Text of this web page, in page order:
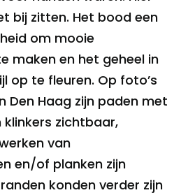
bij zitten. Het bood een
om mooie
maken en het geheel in
op te fleuren. Op foto’s
Den Haag zijn paden met
zichtbaar,
van
en/of planken zijn
konden verder zijn